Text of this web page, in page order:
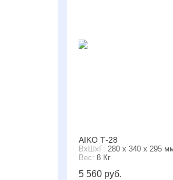
AIKO Т-28
ВxШxГ: 280 x 340 x 295
Вес: 8 Кг
5 560 руб.